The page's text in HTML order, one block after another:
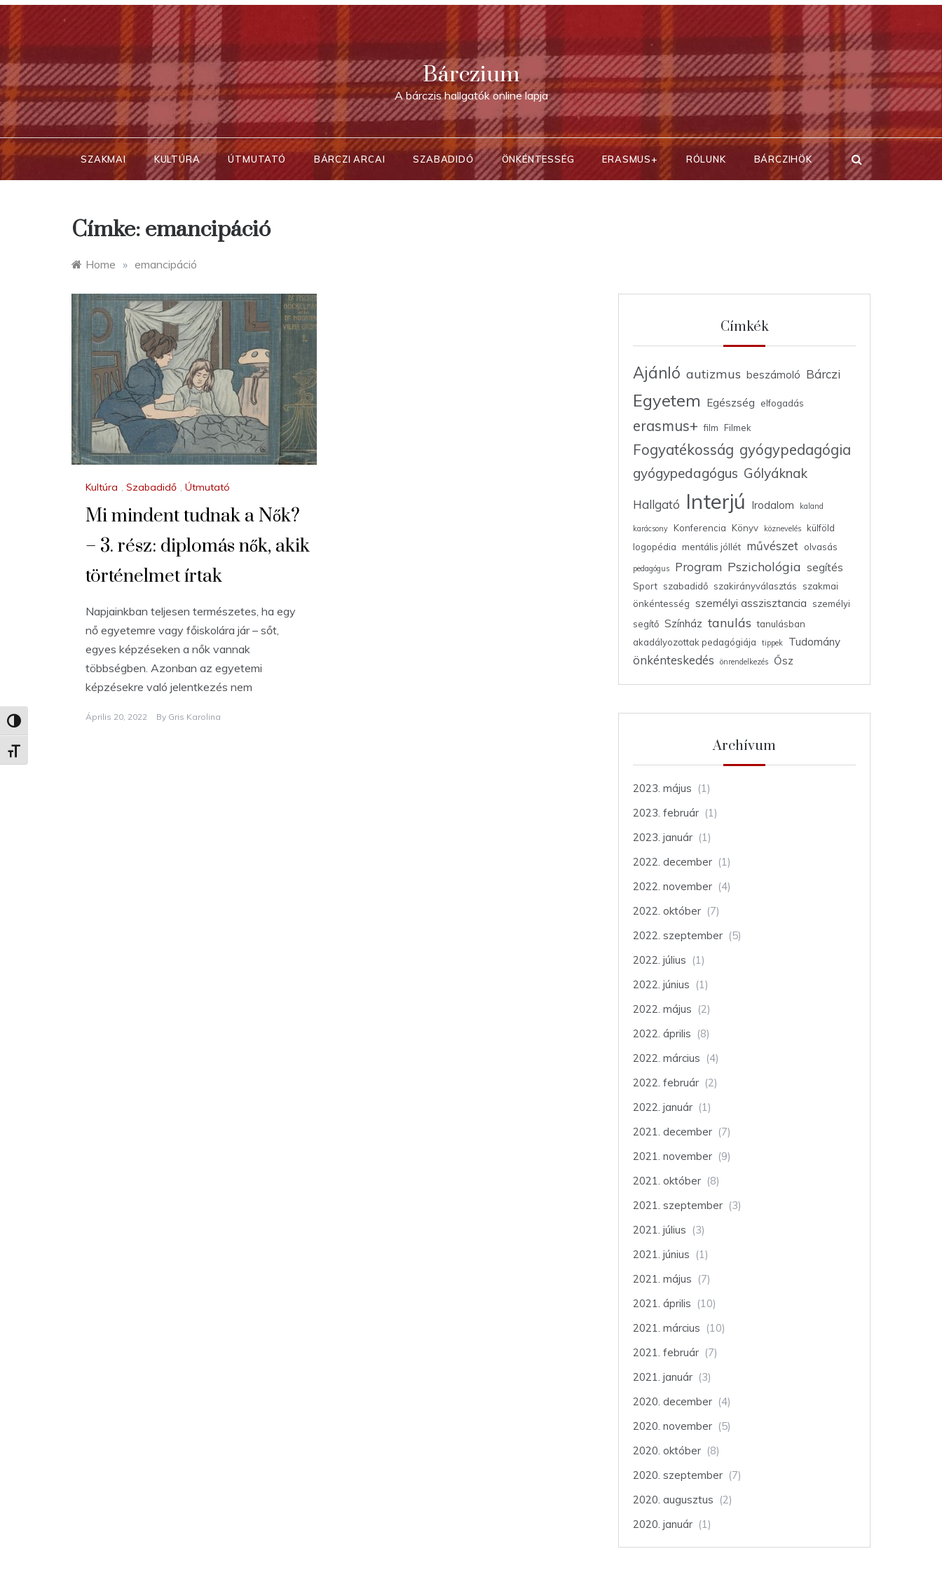
Nagy kontraszt váltása
Betűméret váltása
Skip
content
Bárczium
A bárczis hallgatók online lapja
SZAKMAI KULTÚRA ÚTMUTATÓ BÁRCZI ARCAI SZABADIDŐ ÖNKÉNTESSÉG ERASMUS+ RÓLUNK BÁRCZIHÖK
Címke: emancipáció
Home » emancipáció
Kultúra , Szabadidő , Útmutató
Mi mindent tudnak a Nők?
– 3. rész: diplomás nők, akik
történelmet írtak
Napjainkban teljesen természetes, ha egy
nő egyetemre vagy főiskolára jár – sőt,
egyes képzéseken a nők vannak
többségben. Azonban az egyetemi
képzésekre való jelentkezés nem
Április 20, 2022 By Gris Karolina
Címkék
Ajánló autizmus beszámoló Bárczi
Egyetem Egészség elfogadás
erasmus+ film Filmek
Fogyatékosság gyógypedagógia
gyógypedagógus Gólyáknak
Hallgató Interjú Irodalom kaland
karácsony Konferencia Könyv köznevelés
külföld
logopédia mentális jóllét művészet olvasás
pedagógus Program Pszichológia segítés
Sport szabadidő szakirányválasztás
szakmai
önkéntesség személyi asszisztancia
személyi
segítő Színház tanulás tanulásban
akadályozottak pedagógiája
tippek Tudomány
önkénteskedés önrendelkezés Ősz
Archívum
2023. május (1)
2023. február (1)
2023. január (1)
2022. december (1)
2022. november (4)
2022. október (7)
2022. szeptember (5)
2022. július (1)
2022. június (1)
2022. május (2)
2022. április (8)
2022. március (4)
2022. február (2)
2022. január (1)
2021. december (7)
2021. november (9)
2021. október (8)
2021. szeptember (3)
2021. július (3)
2021. június (1)
2021. május (7)
2021. április (10)
2021. március (10)
2021. február (7)
2021. január (3)
2020. december (4)
2020. november (5)
2020. október (8)
2020. szeptember (7)
2020. augusztus (2)
2020. január (1)